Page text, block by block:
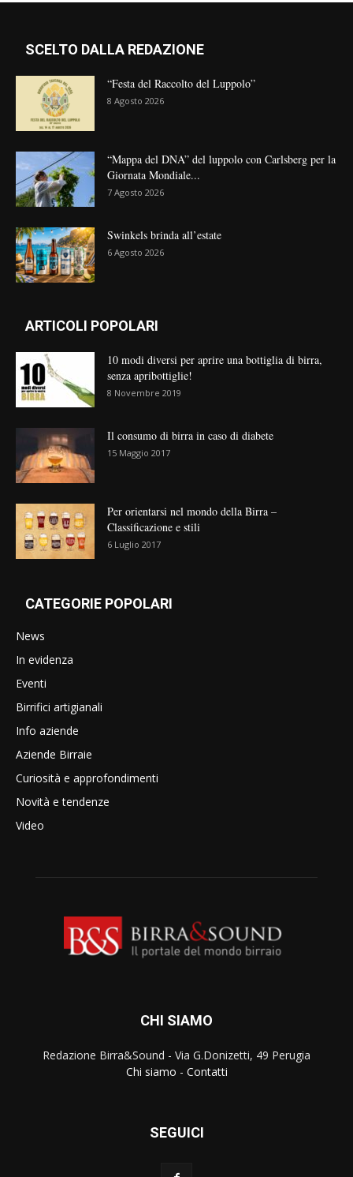
SCELTO DALLA REDAZIONE
“Festa del Raccolto del Luppolo”
8 Agosto 2026
“Mappa del DNA” del luppolo con Carlsberg per la
Giornata Mondiale...
7 Agosto 2026
Swinkels brinda all’estate
6 Agosto 2026
ARTICOLI POPOLARI
10 modi diversi per aprire una bottiglia di birra,
senza apribottiglie!
8 Novembre 2019
Il consumo di birra in caso di diabete
15 Maggio 2017
Per orientarsi nel mondo della Birra –
Classificazione e stili
6 Luglio 2017
CATEGORIE POPOLARI
News
In evidenza
Eventi
Birrifici artigianali
Info aziende
Aziende Birraie
Curiosità e approfondimenti
Novità e tendenze
Video
CHI SIAMO
Redazione Birra&Sound - Via G.Donizetti, 49 Perugia
Chi siamo - Contatti
SEGUICI